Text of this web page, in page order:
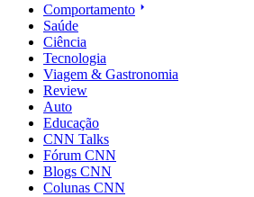
Comportamento
Saúde
Ciência
Tecnologia
Viagem & Gastronomia
Review
Auto
Educação
CNN Talks
Fórum CNN
Blogs CNN
Colunas CNN